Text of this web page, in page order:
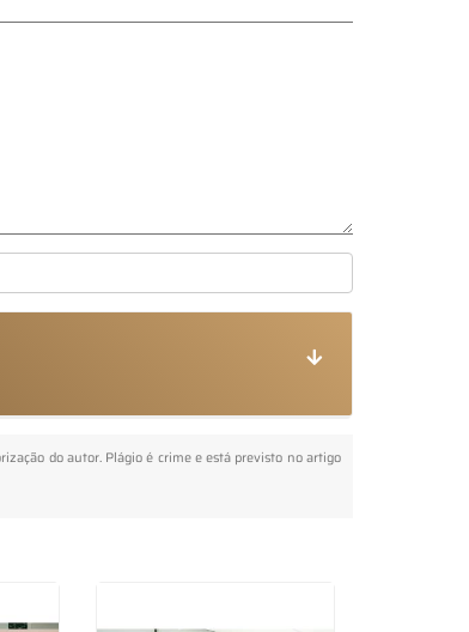
do autor. Plágio é crime e está previsto no artigo